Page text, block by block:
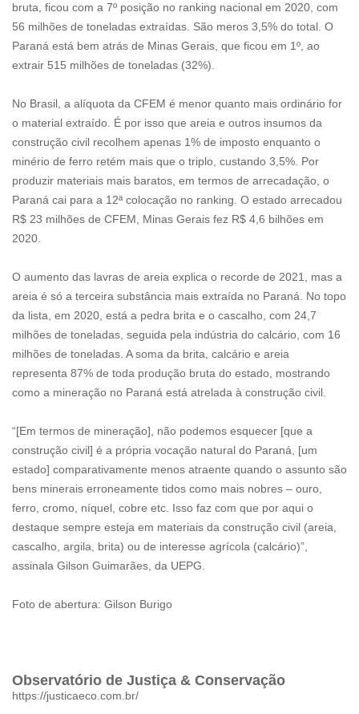
bruta, ficou com a 7º posição no ranking nacional em 2020, com
56 milhões de toneladas extraídas. São meros 3,5% do total. O
Paraná está bem atrás de Minas Gerais, que ficou em 1º, ao
extrair 515 milhões de toneladas (32%).
No Brasil, a alíquota da CFEM é menor quanto mais ordinário for
o material extraído. É por isso que areia e outros insumos da
construção civil recolhem apenas 1% de imposto enquanto o
minério de ferro retém mais que o triplo, custando 3,5%. Por
produzir materiais mais baratos, em termos de arrecadação, o
Paraná cai para a 12ª colocação no ranking. O estado arrecadou
R$ 23 milhões de CFEM, Minas Gerais fez R$ 4,6 bilhões em
2020.
O aumento das lavras de areia explica o recorde de 2021, mas a
areia é só a terceira substância mais extraída no Paraná. No topo
da lista, em 2020, está a pedra brita e o cascalho, com 24,7
milhões de toneladas, seguida pela indústria do calcário, com 16
milhões de toneladas. A soma da brita, calcário e areia
representa 87% de toda produção bruta do estado, mostrando
como a mineração no Paraná está atrelada à construção civil.
“[Em termos de mineração], não podemos esquecer [que a
construção civil] é a própria vocação natural do Paraná, [um
estado] comparativamente menos atraente quando o assunto são
bens minerais erroneamente tidos como mais nobres – ouro,
ferro, cromo, níquel, cobre etc. Isso faz com que por aqui o
destaque sempre esteja em materiais da construção civil (areia,
cascalho, argila, brita) ou de interesse agrícola (calcário)”,
assinala Gilson Guimarães, da UEPG.
Foto de abertura: Gilson Burigo
Observatório de Justiça & Conservação
https://justicaeco.com.br/